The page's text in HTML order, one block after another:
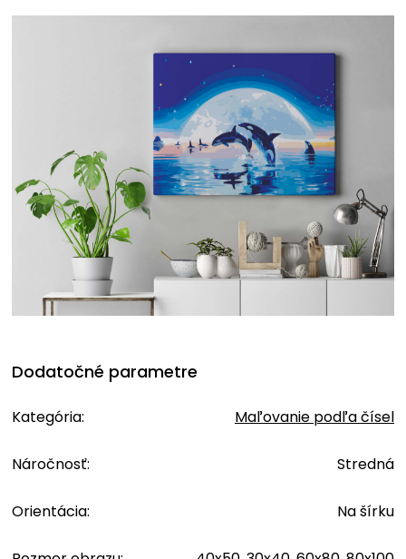
Dodatočné parametre
Kategória: Maľovanie podľa čísel
Náročnosť: Stredná
Orientácia: Na šírku